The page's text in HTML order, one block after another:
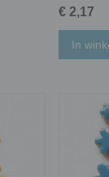
€ 2,17
In